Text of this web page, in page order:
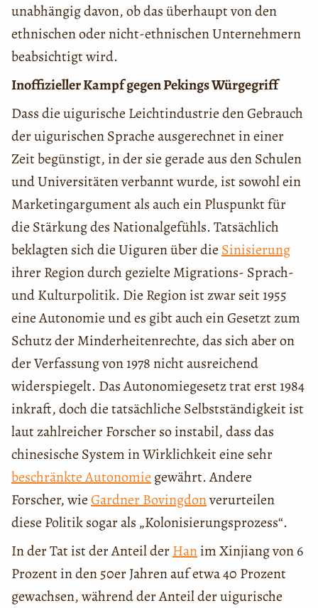
unabhängig davon, ob das überhaupt von den
ethnischen oder nicht-ethnischen Unternehmern
beabsichtigt wird.
Inoffizieller Kampf gegen Pekings Würgegriff
Dass die uigurische Leichtindustrie den Gebrauch
der uigurischen Sprache ausgerechnet in einer
Zeit begünstigt, in der sie gerade aus den Schulen
und Universitäten verbannt wurde, ist sowohl ein
Marketingargument als auch ein Pluspunkt für
die Stärkung des Nationalgefühls. Tatsächlich
beklagten sich die Uiguren über die Sinisierung
ihrer Region durch gezielte Migrations- Sprach-
und Kulturpolitik. Die Region ist zwar seit 1955
eine Autonomie und es gibt auch ein Gesetzt zum
Schutz der Minderheitenrechte, das sich aber on
der Verfassung von 1978 nicht ausreichend
widerspiegelt. Das Autonomiegesetz trat erst 1984
inkraft, doch die tatsächliche Selbstständigkeit ist
laut zahlreicher Forscher so instabil, dass das
chinesische System in Wirklichkeit eine sehr
beschränkte Autonomie gewährt. Andere
Forscher, wieGardner Bovingdonverurteilen
diese Politik sogar als „Kolonisierungsprozess“.
In der Tat ist der Anteil derHanim Xinjiang von 6
Prozent in den 50er Jahren auf etwa 40 Prozent
gewachsen, während der Anteil der uigurische